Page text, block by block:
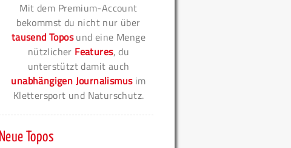
Mit dem Premium-Account
bekommst du nicht nur über
tausend Toposund eine Menge
nützlicher Features, du
unterstützt damit auch
unabhängigen Journalismusim
Klettersport und Naturschutz.
Neue Topos